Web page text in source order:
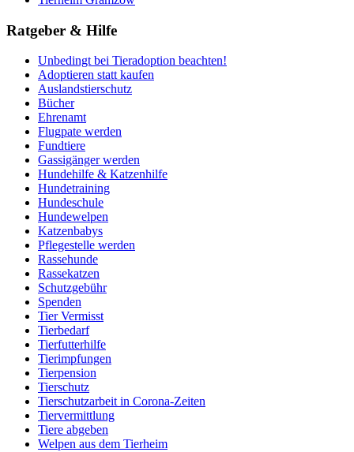
Ratgeber & Hilfe
Unbedingt bei Tieradoption beachten!
Adoptieren statt kaufen
Auslandstierschutz
Bücher
Ehrenamt
Flugpate werden
Fundtiere
Gassigänger werden
Hundehilfe & Katzenhilfe
Hundetraining
Hundeschule
Hundewelpen
Katzenbabys
Pflegestelle werden
Rassehunde
Rassekatzen
Schutzgebühr
Spenden
Tier Vermisst
Tierbedarf
Tierfutterhilfe
Tierimpfungen
Tierpension
Tierschutz
Tierschutzarbeit in Corona-Zeiten
Tiervermittlung
Tiere abgeben
Welpen aus dem Tierheim